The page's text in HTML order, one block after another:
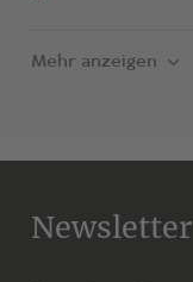
Mehr anzeigen
Newsletter